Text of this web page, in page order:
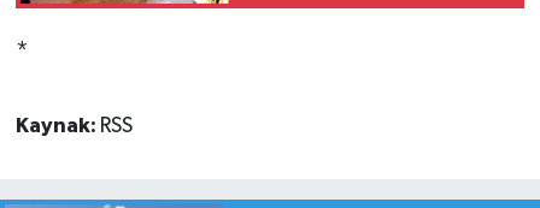
*
Kaynak: RSS